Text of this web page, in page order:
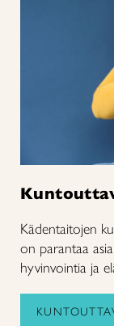
Kädentaitojen
on parantaa
hyvinvointia ja